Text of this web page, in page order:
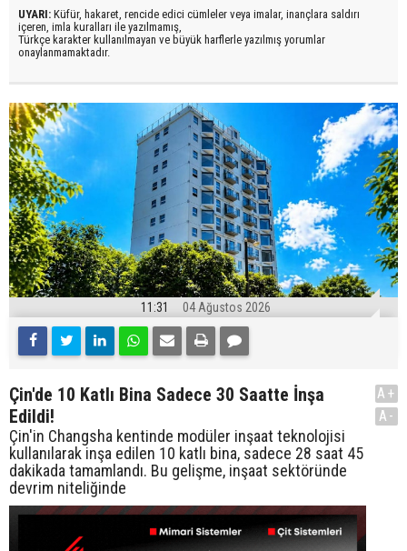
UYARI: Küfür, hakaret, rencide edici cümleler veya imalar, inançlara saldırı
içeren, imla kuralları ile yazılmamış,
Türkçe karakter kullanılmayan ve büyük harflerle yazılmış yorumlar
onaylanmamaktadır.
11:31 04 Ağustos 2026
Çin'de 10 Katlı Bina Sadece 30 Saatte İnşa
Edildi!
Çin'in Changsha kentinde modüler inşaat teknolojisi
kullanılarak inşa edilen 10 katlı bina, sadece 28 saat 45
dakikada tamamlandı. Bu gelişme, inşaat sektöründe
devrim niteliğinde
A+
A-